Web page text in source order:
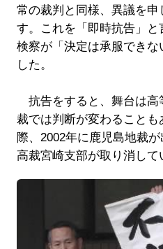
常の裁判と同様、異議を申
す。これを「即時抗告」
検察が「決定は承服できな
した。
抗告をすると、舞台は高
裁では判断が変わること
際、2002年に鹿児島地裁
高裁宮崎支部が取り消して